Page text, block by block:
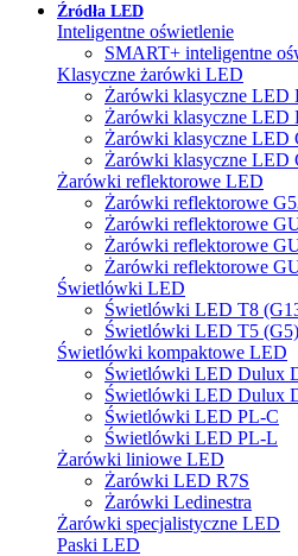
Źródła LED
Inteligentne oświetlenie
SMART+ inteligentne
Klasyczne żarówki LED
Żarówki klasyczne LED
Żarówki klasyczne LED
Żarówki klasyczne LED
Żarówki klasyczne LED
Żarówki reflektorowe LED
Żarówki reflektorowe
Żarówki reflektorowe
Żarówki reflektorowe
Żarówki reflektorowe
Świetlówki LED
Świetlówki LED T8
Świetlówki LED T5 (G5)
Świetlówki kompaktowe LED
Świetlówki LED Dulux
Świetlówki LED Dulux
Świetlówki LED PL-C
Świetlówki LED PL-L
Żarówki liniowe LED
Żarówki LED R7S
Żarówki Ledinestra
Żarówki specjalistyczne LED
Paski LED